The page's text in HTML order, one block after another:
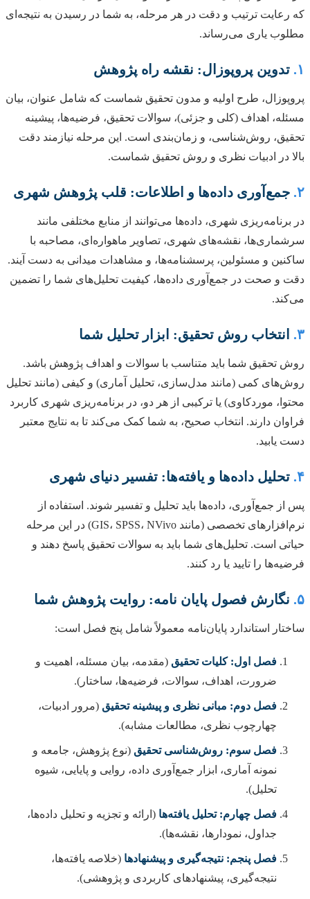
که رعایت ترتیب و دقت در هر مرحله، به شما در رسیدن به نتیجه‌ای
مطلوب یاری می‌رساند.
۱. تدوین پروپوزال: نقشه راه پژوهش
پروپوزال، طرح اولیه و مدون تحقیق شماست که شامل عنوان، بیان
مسئله، اهداف (کلی و جزئی)، سوالات تحقیق، فرضیه‌ها، پیشینه
تحقیق، روش‌شناسی، و زمان‌بندی است. این مرحله نیازمند دقت
بالا در ادبیات نظری و روش تحقیق شماست.
۲. جمع‌آوری داده‌ها و اطلاعات: قلب پژوهش شهری
در برنامه‌ریزی شهری، داده‌ها می‌توانند از منابع مختلفی مانند
سرشماری‌ها، نقشه‌های شهری، تصاویر ماهواره‌ای، مصاحبه با
ساکنین و مسئولین، پرسشنامه‌ها، و مشاهدات میدانی به دست آیند.
دقت و صحت در جمع‌آوری داده‌ها، کیفیت تحلیل‌های شما را تضمین
می‌کند.
۳. انتخاب روش تحقیق: ابزار تحلیل شما
روش تحقیق شما باید متناسب با سوالات و اهداف پژوهش باشد.
روش‌های کمی (مانند مدل‌سازی، تحلیل آماری) و کیفی (مانند تحلیل
محتوا، موردکاوی) یا ترکیبی از هر دو، در برنامه‌ریزی شهری کاربرد
فراوان دارند. انتخاب صحیح، به شما کمک می‌کند تا به نتایج معتبر
دست یابید.
۴. تحلیل داده‌ها و یافته‌ها: تفسیر دنیای شهری
پس از جمع‌آوری، داده‌ها باید تحلیل و تفسیر شوند. استفاده از
نرم‌افزارهای تخصصی (مانند GIS، SPSS، NVivo) در این مرحله
حیاتی است. تحلیل‌های شما باید به سوالات تحقیق پاسخ دهند و
فرضیه‌ها را تایید یا رد کنند.
۵. نگارش فصول پایان نامه: روایت پژوهش شما
ساختار استاندارد پایان‌نامه معمولاً شامل پنج فصل است:
فصل اول: کلیات تحقیق (مقدمه، بیان مسئله، اهمیت و
ضرورت، اهداف، سوالات، فرضیه‌ها، ساختار).
فصل دوم: مبانی نظری و پیشینه تحقیق (مرور ادبیات،
چهارچوب نظری، مطالعات مشابه).
فصل سوم: روش‌شناسی تحقیق (نوع پژوهش، جامعه و
نمونه آماری، ابزار جمع‌آوری داده، روایی و پایایی، شیوه
تحلیل).
فصل چهارم: تحلیل یافته‌ها (ارائه و تجزیه و تحلیل داده‌ها،
جداول، نمودارها، نقشه‌ها).
فصل پنجم: نتیجه‌گیری و پیشنهادها (خلاصه یافته‌ها،
نتیجه‌گیری، پیشنهادهای کاربردی و پژوهشی).